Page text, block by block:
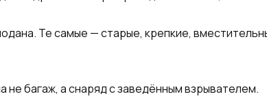
Те самые — старые, крепкие,
багаж, а снаряд с заведённым взрывателем.